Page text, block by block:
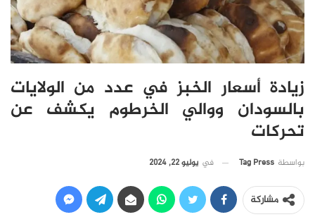
زيادة أسعار الخبز في عدد من الولايات
بالسودان ووالي الخرطوم يكشف عن
تحركات
بواسطة Tag Press في يوليو 22, 2024
مشاركة